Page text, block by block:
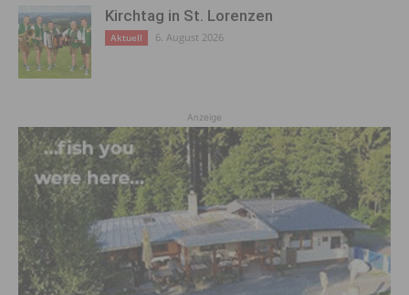
Kirchtag in St. Lorenzen
Aktuell 6. August 2026
Anzeige